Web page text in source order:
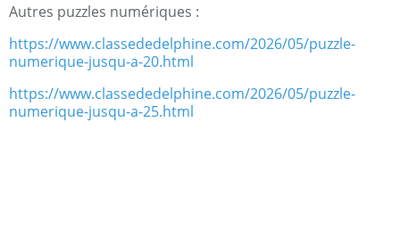
Autres puzzles numériques :
https://www.classededelphine.com/2026/05/puzzle-
numerique-jusqu-a-20.html
https://www.classededelphine.com/2026/05/puzzle-
numerique-jusqu-a-25.html